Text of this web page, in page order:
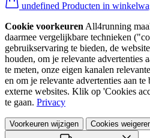
undefined Producten in
Cookie voorkeuren All4running
daarmee vergelijkbare technieken
gebruikservaring te bieden, de
houden, om je relevante advertenties
te meten, onze eigen kanalen
en om je relevante advertenties aan
externe websites. Klik op 'Cookies
te gaan. Privacy
Voorkeuren wijzigen Cookies